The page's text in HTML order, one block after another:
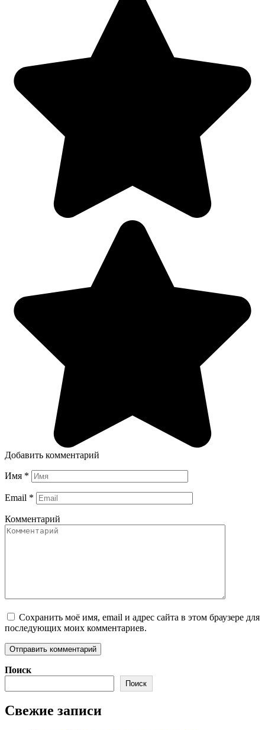
Добавить комментарий
Имя *
Email *
Комментарий
Сохранить моё имя, email и адрес сайта в этом браузере для
последующих моих комментариев.
Поиск
Поиск
Свежие записи